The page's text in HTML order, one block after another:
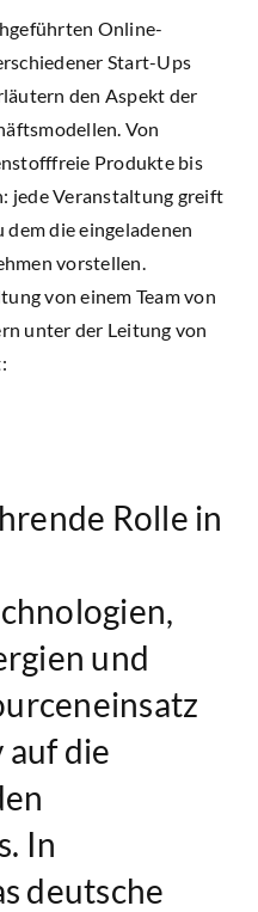
Online-
Start-Ups
den Aspekt der
Von
Produkte bis
jede Veranstaltung greift
dem die eingeladenen
vorstellen.
von einem Team von
unter der Leitung von
Rolle in
und
die
In
deutsche